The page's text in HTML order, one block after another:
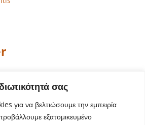
σας
για να βελτιώσουμε την εμπειρία
εξατομικευμένο